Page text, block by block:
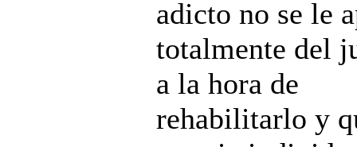
adicto no se le
totalmente del
a la hora de
rehabilitarlo y